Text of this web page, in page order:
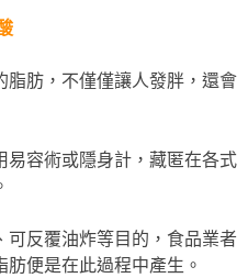
肪，不僅僅讓人發胖，還會
容術或隱身計，藏匿在各式
反覆油炸等目的，食品業者
便是在此過程中產生。